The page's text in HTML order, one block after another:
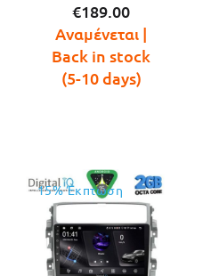
was:
€229.00.
€189.00
τρέχουσα
τιμή
είναι:
Αναμένεται |
Back in stock
(5-10 days)
15% Έκπτωση